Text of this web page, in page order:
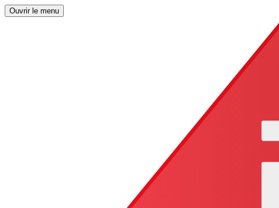
Ouvrir le menu